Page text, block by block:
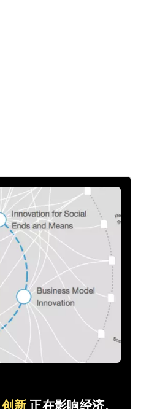
创新 正在影响经济、